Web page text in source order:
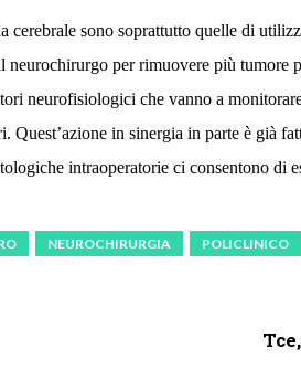
sono soprattutto quelle di
neurochirurgo per rimuovere più tumore
neurofisiologici che vanno a
Quest’azione in sinergia in parte è già
intraoperatorie ci consentono di
NEUROCHIRURGIA POLICLINICO